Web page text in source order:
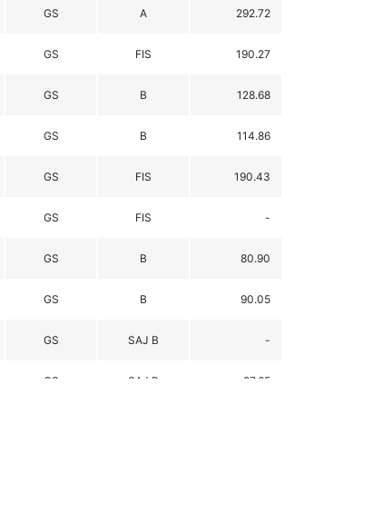
GS A 292.72
GS FIS 190.27
GS B 128.68
GS B 114.86
GS FIS 190.43
GS FIS -
GS B 80.90
GS B 90.05
GS SAJ B -
GS SAJ B 87.65